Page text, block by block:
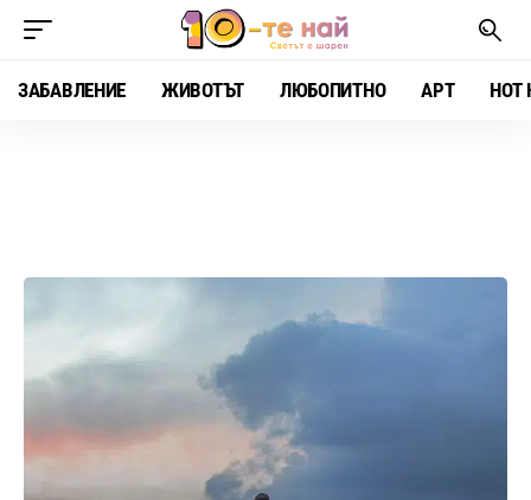
ЗАБАВЛЕНИЕ ЖИВОТЪТ ЛЮБОПИТНО АРТ HOT